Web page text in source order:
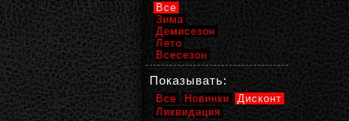
Все
Зима
Демисезон
Лето
Всесезон
Показывать:
Все Новинки
Дисконт
Ликвидация